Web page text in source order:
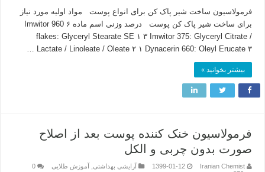
فرمولاسیون ساخت شیر پاک کن برای انواع پوست مواد اولیه مورد نیاز
برای ساخت شیر پاک کن پوست درصد وزنی اسم ماده ۶ Imwitor 960
flakes: Glyceryl Stearate SE ۱ ۳ Imwitor 375: Glyceryl Citrate /
Lactate / Linoleate / Oleate ۲ ۱ Dynacerin 660: Oleyl Erucate ۳ …
بیشتر بخوانید »
فرمولاسیون خنک کننده پوست بعد از اصلاح
صورت بدون چربی و الکل
Iranian Chemist
1399-01-12 آرایشی بهداشتی آموزش طلایی
0